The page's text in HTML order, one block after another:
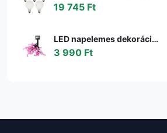
19 745 Ft
LED napelemes dekorációs lánc 10xLED/1,2V 300mAh 3,8m IP44 flamingó 311535
3 990 Ft